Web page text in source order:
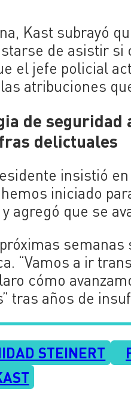
Kast subrayó
de asistir si
el jefe policial
atribuciones
de seguridad
delictuales
insistió
iniciado
agregó que se
“Vamos a ir
cómo
tras años de
STEINERT